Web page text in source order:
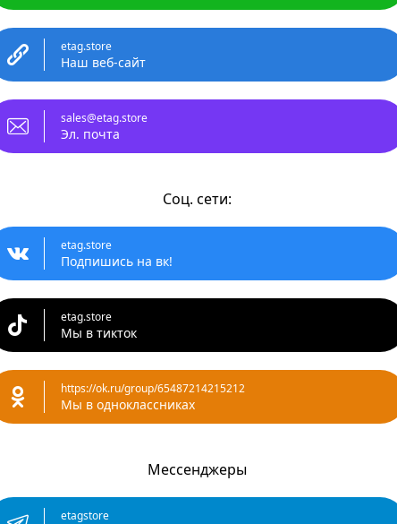
etag.store
Наш веб-сайт
sales@etag.store
Эл. почта
Соц. сети:
etag.store
Подпишись на вк!
etag.store
Мы в тикток
https://ok.ru/group/65487214215212
Мы в одноклассниках
Мессенджеры
etagstore